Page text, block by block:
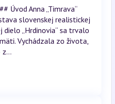
Úvod Anna „Timrava“
slovenskej realistickej
„Hrdinovia“ sa trvalo
Vychádzala zo života,